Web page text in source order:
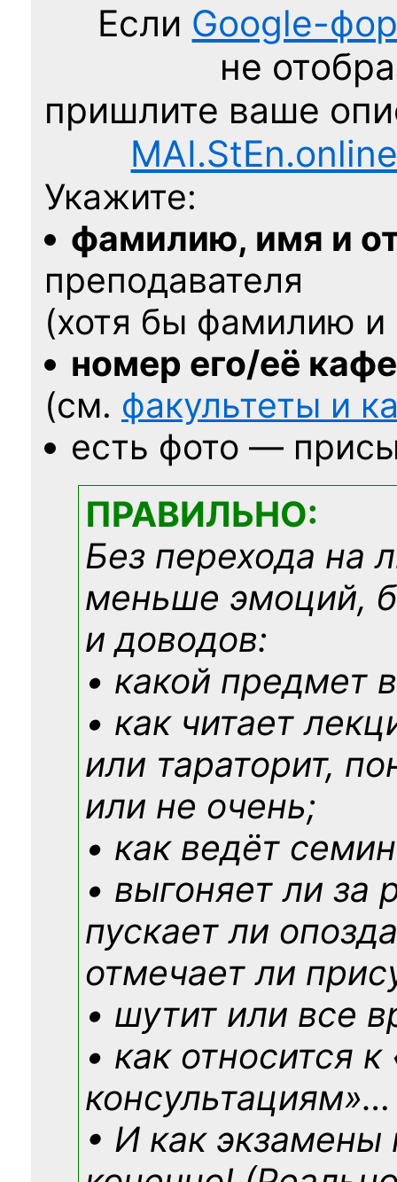
Если Google-
не
пришлите ваше
Укажите:
фамилию, имя и
преподавателя
(хотя бы фамилию
номер его/её
(см. факультеты и
есть фото —
ПРАВИЛЬНО:
Без перехода на
меньше эмоций,
и доводов:
• какой предмет
• как читает
или тараторит,
или не очень;
• как ведёт
• выгоняет ли за
пускает ли
отмечает ли
• шутит или все
• как относится
консультациям»…
• И как экзамены